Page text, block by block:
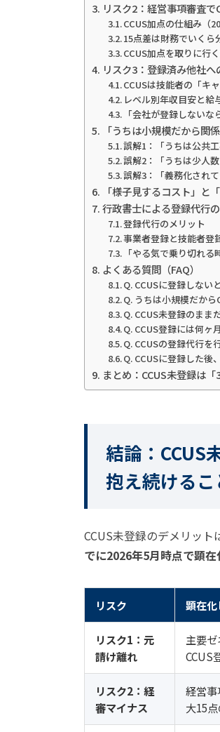
リスク2：経営事項審査
CCUS加点の仕組み（
15点差は財務でいくら
CCUS加点を取りに行
リスク3：登録済み他社へ
CCUSは技能者の「キ
レベル別年収目安と給
「会社が登録しない
「うちは小規模だから関
誤解1：「うちは公共
誤解2：「うちは少人
誤解3：「義務化され
「様子見するコスト」と
行政書士による登録代行
登録代行のメリット
事業者登録と技能者登
「やる気で乗り切れ
よくある質問（FAQ）
Q. CCUSに登録しない
Q. うちは小規模だから
Q. CCUS未登録のまま
Q. CCUS登録には何ヶ
Q. CCUSの登録代行を
Q. CCUSに登録した後
まとめ：CCUS未登録は
結論：CCUS
抱え続けるこ
CCUS未登録のデメリット
でに2026年5月時点で顕
リスク 顕在
リスク1：元
請け離れ
主要
CCUS
リスク2：経
審マイナス
経営事
大15